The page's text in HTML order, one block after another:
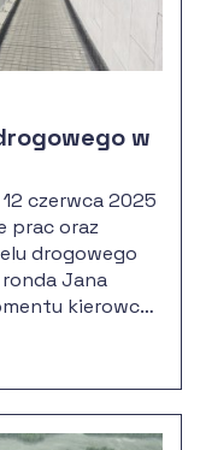
w
czerwca 2025
prac oraz
drogowego
Jana
kierowcy